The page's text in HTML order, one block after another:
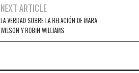
NEXT ARTICLE
LA VERDAD SOBRE LA RELACIÓN DE MARA
WILSON Y ROBIN WILLIAMS